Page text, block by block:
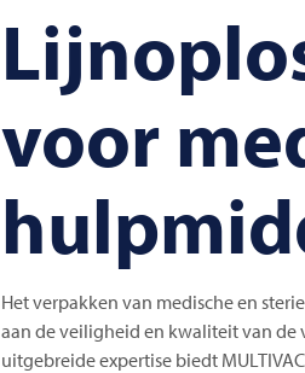
voor
Het verpakken van medische en
aan de veiligheid en kwaliteit van de
uitgebreide expertise biedt MULTIVAC